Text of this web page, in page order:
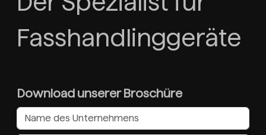
Fasshandlinggeräte
Download unserer Broschüre